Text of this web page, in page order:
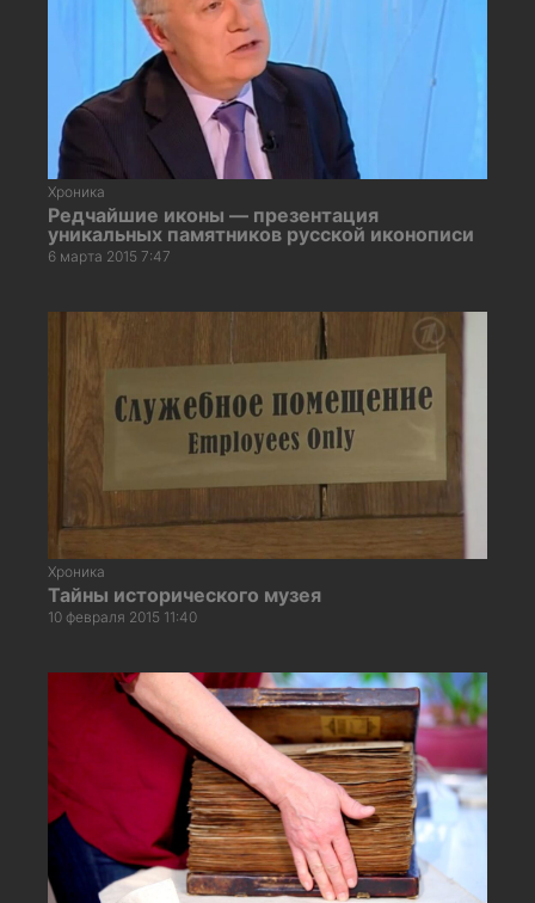
Хроника
Редчайшие иконы — презентация
уникальных памятников русской иконописи
6 марта 2015 7:47
Хроника
Тайны исторического музея
10 февраля 2015 11:40